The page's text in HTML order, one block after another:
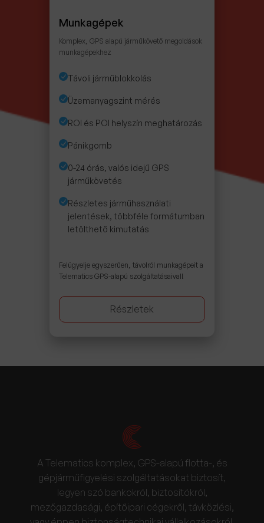
Munkagépek
Komplex, GPS alapú járműkövető megoldások
munkagépekhez
Távoli járműblokkolás
Üzemanyagszint mérés
ROI és POI helyszín meghatározás
Pánikgomb
0-24 órás, valós idejű GPS
járműkövetés
Részletes járműhasználati
jelentések, többféle formátumban
letölthető kimutatás
Felügyelje egyszerűen, távolról munkagépeit a
Telematics GPS-alapú szolgáltatásaival!
Részletek
A Telematics komplex, GPS-alapú flotta-, és
gépjárműfigyelési szolgáltatásokat biztosít,
legyen szó bankokról, biztosítókról,
mezőgazdasági, építőipari cégekről, távközlési,